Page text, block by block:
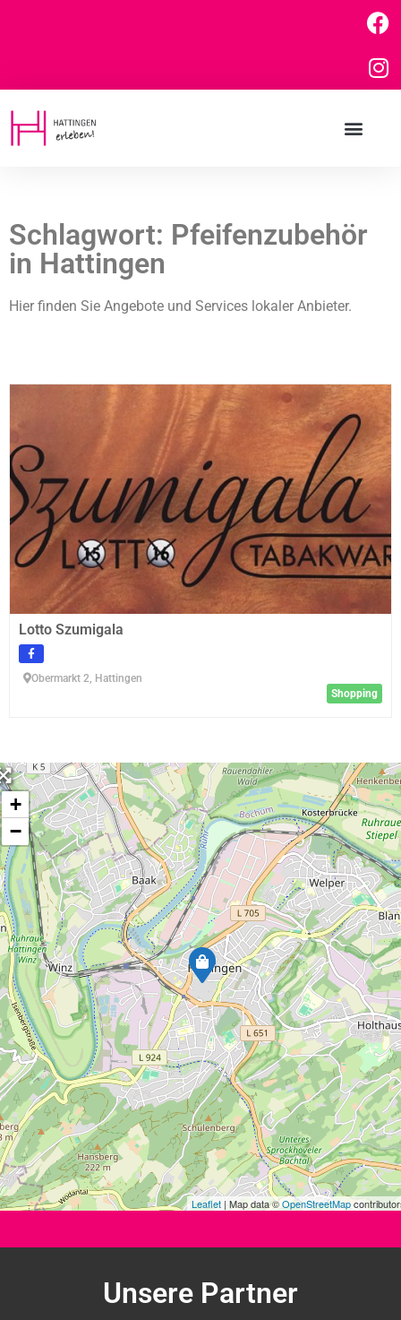
Schlagwort: Pfeifenzubehör
in Hattingen
Hier finden Sie Angebote und Services lokaler Anbieter.
Lotto Szumigala
Obermarkt 2, Hattingen
Shopping
+
−
Leaflet | Map data ©OpenStreetMap
Unsere Partner